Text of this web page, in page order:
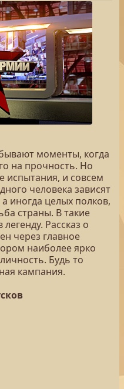
моменты, когда
на прочность. Но
испытания, и совсем
человека зависят
иногда целых полков,
страны. В такие
Рассказ о
через главное
наиболее ярко
Будь то
кампания.